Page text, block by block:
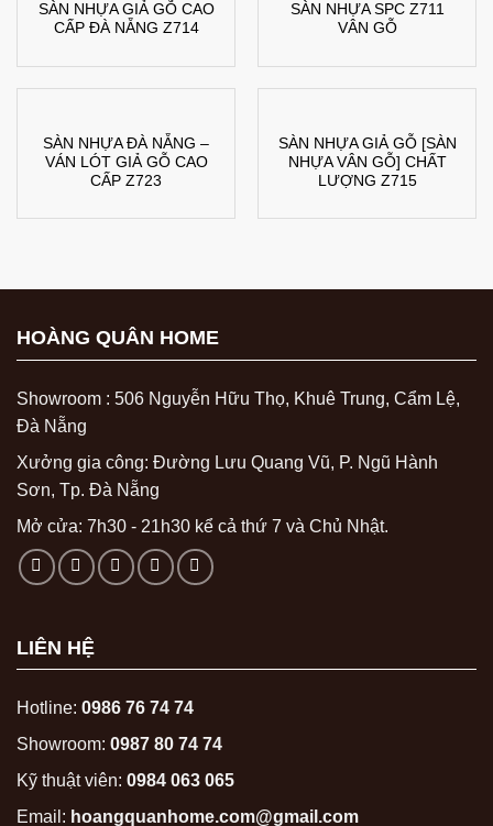
SÀN NHỰA GIẢ GỖ CAO
CẤP ĐÀ NẴNG Z714
SÀN NHỰA SPC Z711
VÂN GỖ
SÀN NHỰA ĐÀ NẴNG –
VÁN LÓT GIẢ GỖ CAO
CẤP Z723
SÀN NHỰA GIẢ GỖ [SÀN
NHỰA VÂN GỖ] CHẤT
LƯỢNG Z715
HOÀNG QUÂN HOME
Showroom : 506 Nguyễn Hữu Thọ, Khuê Trung, Cẩm Lệ,
Đà Nẵng
Xưởng gia công: Đường Lưu Quang Vũ, P. Ngũ Hành
Sơn, Tp. Đà Nẵng
Mở cửa: 7h30 - 21h30 kể cả thứ 7 và Chủ Nhật.
LIÊN HỆ
Hotline: 0986 76 74 74
Showroom: 0987 80 74 74
Kỹ thuật viên: 0984 063 065
Email: hoangquanhome.com@gmail.com